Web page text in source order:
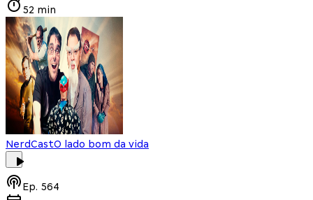
52 min
NerdCastO lado bom da vida
Ep. 564